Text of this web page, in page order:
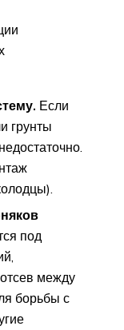
Если
грунты
под
между
борьбы с